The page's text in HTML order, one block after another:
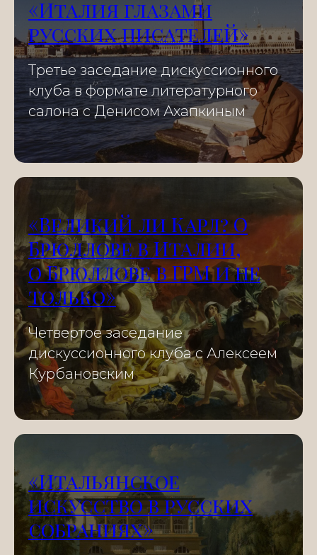
«Италия глазами
русских писателей»
Третье заседание дискуссионного
клуба в формате литературного
салона с Денисом Ахапкиным
«Великий ли Карл? О
Брюллове в Италии,
о Брюллове в ГРМ и не
только»
Четвертое заседание
дискуссионного клуба с Алексеем
Курбановским
«Итальянское
искусство в русских
собраниях»